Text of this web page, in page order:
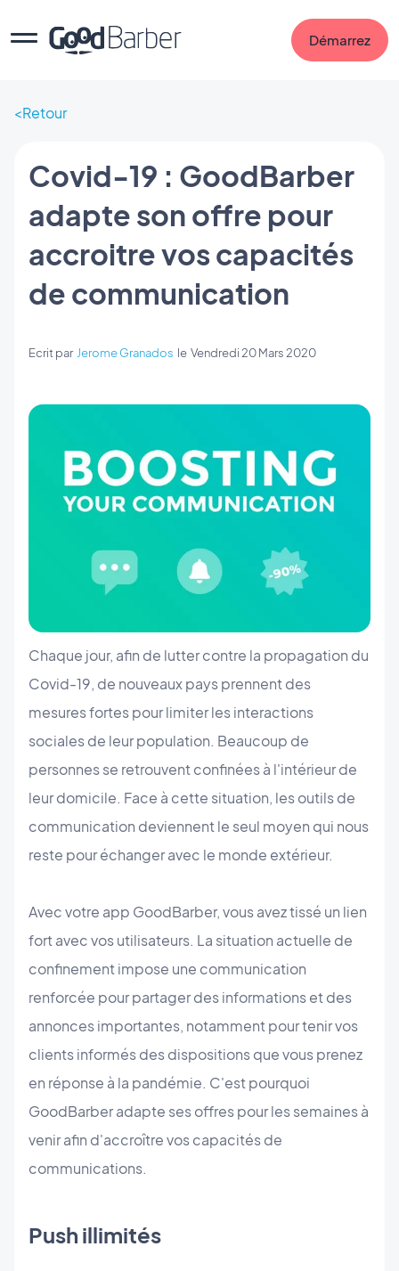
Démarrez
Retour
Covid-19 : GoodBarber
adapte son offre pour
accroitre vos capacités
de communication
Ecrit par Jerome Granados le Vendredi 20 Mars 2020
Chaque jour, afin de lutter contre la propagation du
Covid-19, de nouveaux pays prennent des
mesures fortes pour limiter les interactions
sociales de leur population. Beaucoup de
personnes se retrouvent confinées à l'intérieur de
leur domicile. Face à cette situation, les outils de
communication deviennent le seul moyen qui nous
reste pour échanger avec le monde extérieur.
Avec votre app GoodBarber, vous avez tissé un lien
fort avec vos utilisateurs. La situation actuelle de
confinement impose une communication
renforcée pour partager des informations et des
annonces importantes, notamment pour tenir vos
clients informés des dispositions que vous prenez
en réponse à la pandémie. C'est pourquoi
GoodBarber adapte ses offres pour les semaines à
venir afin d'accroître vos capacités de
communications.
Push illimités